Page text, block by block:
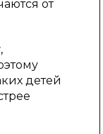
от
детей